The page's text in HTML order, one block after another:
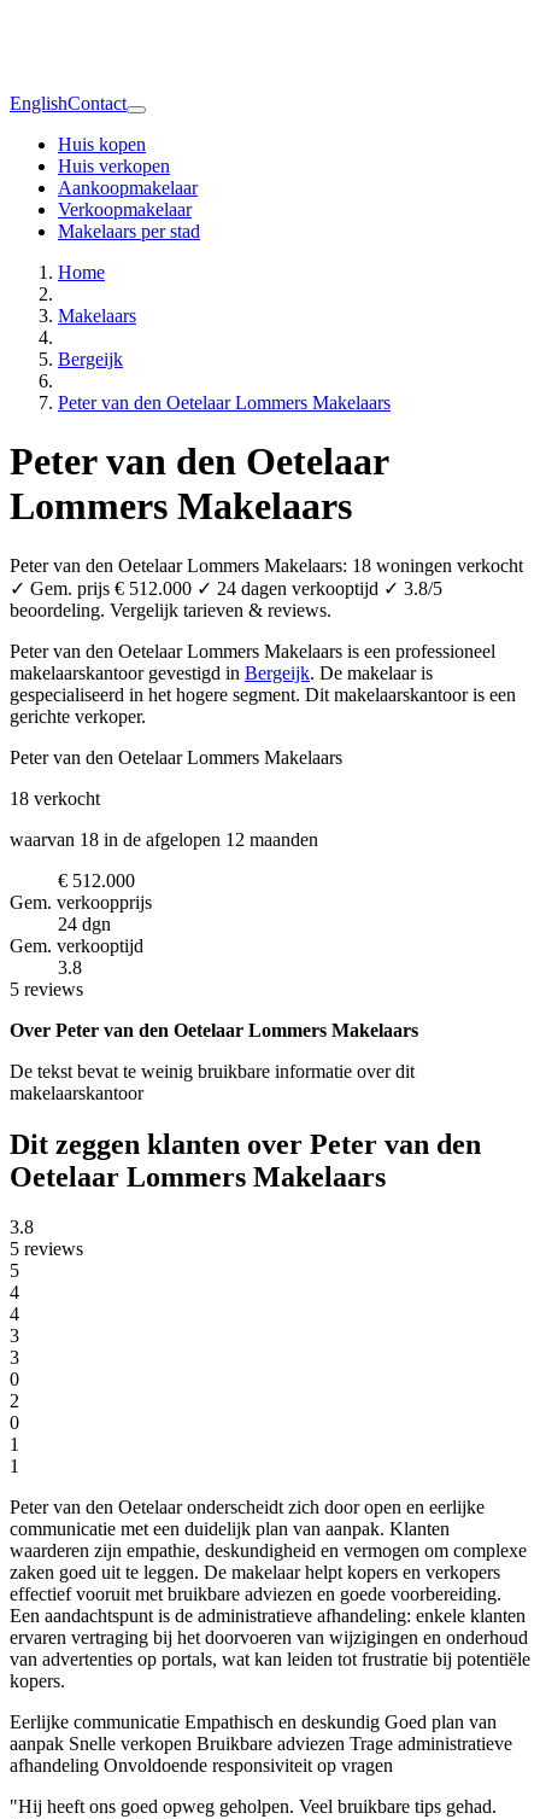
EnglishContact
Huis kopen
Huis verkopen
Aankoopmakelaar
Verkoopmakelaar
Makelaars per stad
Home
Makelaars
Bergeijk
Peter van den Oetelaar Lommers Makelaars
Peter van den Oetelaar
Lommers Makelaars
Peter van den Oetelaar Lommers Makelaars: 18 woningen verkocht
✓ Gem. prijs € 512.000 ✓ 24 dagen verkooptijd ✓ 3.8/5
beoordeling. Vergelijk tarieven & reviews.
Peter van den Oetelaar Lommers Makelaars is een professioneel
makelaarskantoor gevestigd in Bergeijk. De makelaar is
gespecialiseerd in het hogere segment. Dit makelaarskantoor is een
gerichte verkoper.
Peter van den Oetelaar Lommers Makelaars
18 verkocht
waarvan 18 in de afgelopen 12 maanden
€ 512.000
Gem. verkoopprijs
24 dgn
Gem. verkooptijd
3.8
5 reviews
Over Peter van den Oetelaar Lommers Makelaars
De tekst bevat te weinig bruikbare informatie over dit
makelaarskantoor
Dit zeggen klanten over Peter van den
Oetelaar Lommers Makelaars
3.8
5 reviews
5
4
4
3
3
0
2
0
1
1
Peter van den Oetelaar onderscheidt zich door open en eerlijke
communicatie met een duidelijk plan van aanpak. Klanten
waarderen zijn empathie, deskundigheid en vermogen om complexe
zaken goed uit te leggen. De makelaar helpt kopers en verkopers
effectief vooruit met bruikbare adviezen en goede voorbereiding.
Een aandachtspunt is de administratieve afhandeling: enkele klanten
ervaren vertraging bij het doorvoeren van wijzigingen en onderhoud
van advertenties op portals, wat kan leiden tot frustratie bij potentiële
kopers.
Eerlijke communicatie Empathisch en deskundig Goed plan van
aanpak Snelle verkopen Bruikbare adviezen Trage administratieve
afhandeling Onvoldoende responsiviteit op vragen
"Hij heeft ons goed opweg geholpen. Veel bruikbare tips gehad.